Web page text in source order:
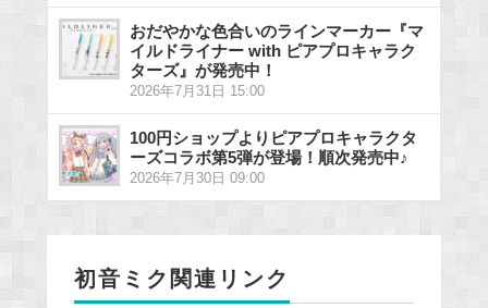
おだやかな色合いのラインマーカー『マ
イルドライナー with ピアプロキャラク
ターズ』が発売中！
2026年7月31日 15:00
100円ショップよりピアプロキャラクタ
ーズコラボ第5弾が登場！順次発売中♪
2026年7月30日 09:00
初音ミク関連リンク